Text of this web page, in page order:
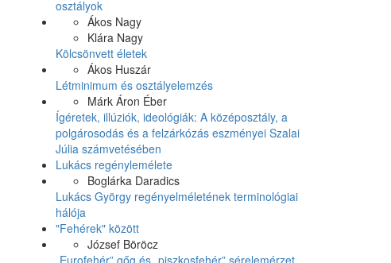
osztályok
Ákos Nagy
Klára Nagy
Kölcsönvett életek
Ákos Huszár
Létminimum és osztályelemzés
Márk Áron Éber
Ígéretek, illúziók, ideológiák: A középosztály, a
polgárosodás és a felzárkózás eszményei Szalai
Júlia számvetésében
Lukács regénylemélete
Boglárka Daradics
Lukács György regényelméletének terminológiai
hálója
"Fehérek" között
József Böröcz
„Eurofehér” gőg és „piszkosfehér” sérelemérzet